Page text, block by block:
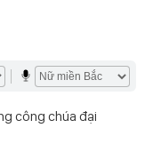
công chúa đại